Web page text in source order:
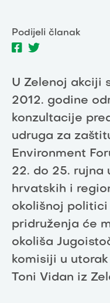
Podijeli članak
U Zelenoj akciji
2012. godine
konzultacije
udruga za
Environment
22. do 25. rujna
hrvatskih i
okolišnoj politici
pridruženja će
okoliša
komisiji u
Toni Vidan iz